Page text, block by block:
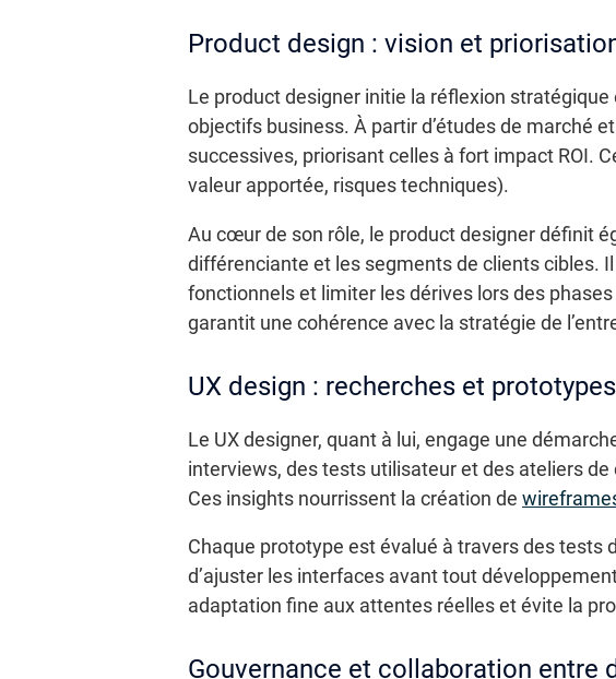
Product design : vision et
Le product designer initie la réflexion
objectifs business. À partir d’études de marché
successives, priorisant celles à fort impact ROI.
valeur apportée, risques techniques).
Au cœur de son rôle, le product designer définit
différenciante et les segments de clients cibles.
fonctionnels et limiter les dérives lors des
garantit une cohérence avec la stratégie de
UX design : recherches et
Le UX designer, quant à lui, engage une
interviews, des tests utilisateur et des ateliers
Ces insights nourrissent la création de
Chaque prototype est évalué à travers des tests
d’ajuster les interfaces avant tout
adaptation fine aux attentes réelles et évite la
Gouvernance et collaboration entre